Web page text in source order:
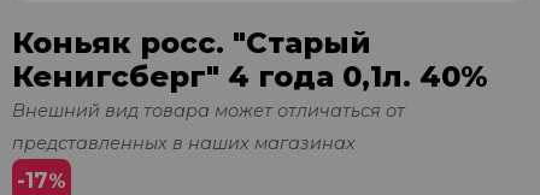
Коньяк росс. "Старый
Кенигсберг" 4 года 0,1л. 40%
Внешний вид товара может отличаться от
представленных в наших магазинах
-17%